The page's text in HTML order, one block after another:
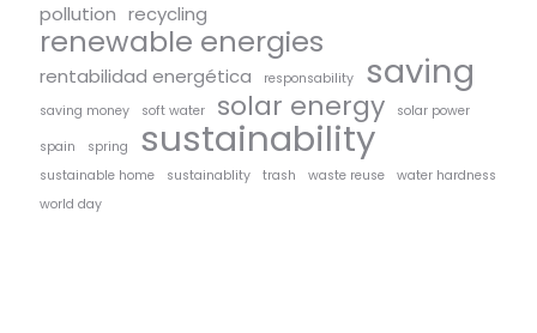
pollution recycling
renewable energies
rentabilidad energética responsability saving
saving money soft water solar energy
solar power
spain
spring sustainability
sustainable home sustainablity trash waste reuse
water hardness
world day